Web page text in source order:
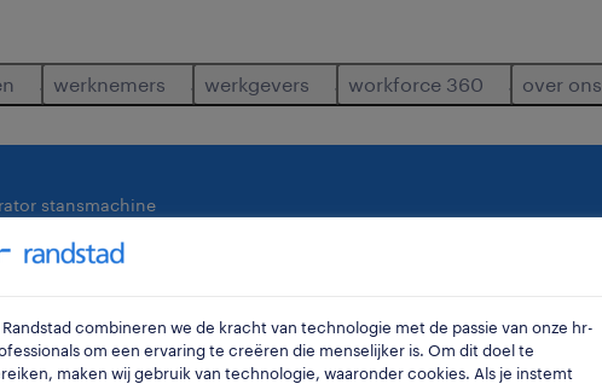
werknemers werkgevers workforce 360 over ons
stansmachine
waar
Randstad combineren we de kracht van technologie met de passie van onze hr-
om een ervaring te creëren die menselijker is. Om dit doel te
maken wij gebruik van technologie, waaronder cookies. Als je instemt